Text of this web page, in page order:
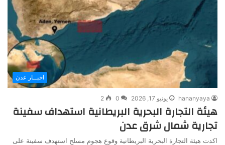
اخبــار عدن
hananyaya يونيو 17, 2026 0
2
هيئة التجارة البحرية البريطانية استهداف سفينة
تجارية شمال شرق عدن
اكدت هيئة التجارة البحرية البريطانية وقوع هجوم مسلح استهدف سفينة على